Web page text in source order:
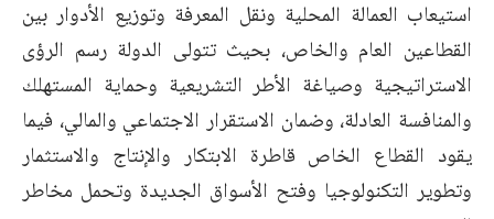
استيعاب العمالة المحلية ونقل المعرفة وتوزيع الأدوار بين
القطاعين العام والخاص، بحيث تتولى الدولة رسم الرؤى
الاستراتيجية وصياغة الأطر التشريعية وحماية المستهلك
والمنافسة العادلة، وضمان الاستقرار الاجتماعي والمالي، فيما
يقود القطاع الخاص قاطرة الابتكار والإنتاج والاستثمار
وتطوير التكنولوجيا وفتح الأسواق الجديدة وتحمل مخاطر